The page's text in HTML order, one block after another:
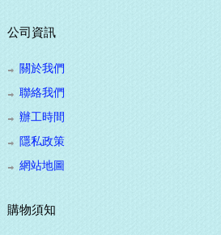
公司資訊
關於我們
聯絡我們
辦工時間
隱私政策
網站地圖
購物須知